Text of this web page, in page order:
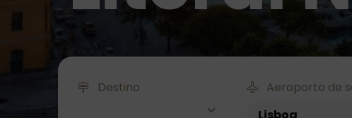
Destino Aeroporto de